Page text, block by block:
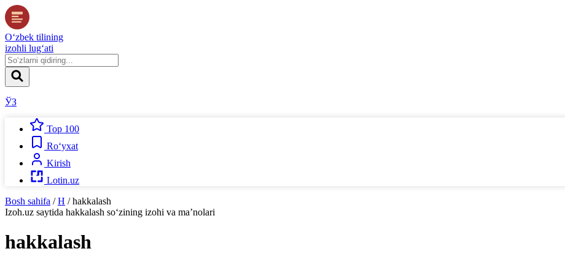
O‘zbek tilining
izohli lug‘ati
ЎЗ
Top 100
Ro‘yxat
Kirish
Lotin.uz
Bosh sahifa / H / hakkalash
Izoh.uz saytida hakkalash so‘zining izohi va ma’nolari
hakkalash